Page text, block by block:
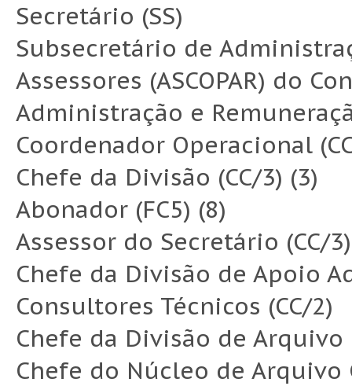
Secretário (SS)
Subsecretário de
Assessores (ASCOPAR) do
Administração e
Coordenador Operacional
Chefe da Divisão (CC/3) (3)
Abonador (FC5) (8)
Assessor do Secretário (CC/3)
Chefe da Divisão de Apoio
Consultores Técnicos (CC/2)
Chefe da Divisão de Arquivo
Chefe do Núcleo de Arquivo